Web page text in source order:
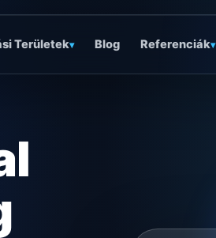
Területek▾ Blog Referenciák▾